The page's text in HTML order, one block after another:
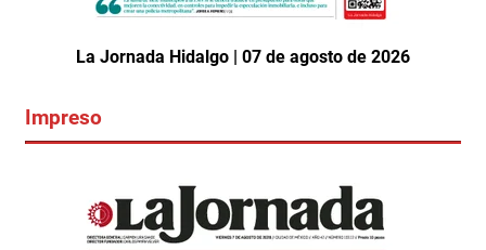
La Jornada Hidalgo | 07 de agosto de 2026
Impreso